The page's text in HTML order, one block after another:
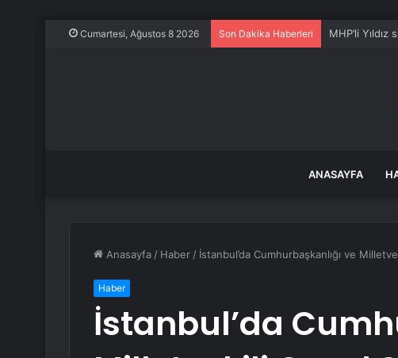
Cumartesi, Ağustos 8 2026 Son Dakika Haberleri MHP’li
ANASAYFA
Anasayfa / Haber / İstanbul’da Cumhurbaşkanlığı ve
Haber
İstanbul’da